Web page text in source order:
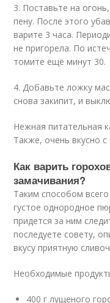
3. Поставьте на
пену. После этого
варите 3 часа.
не пригорела. По
томите ещё минут 30.
4. Добавьте ложку
снова закипит, и
Нежная питательная
Также, очень вкусно
Как варить
замачивания?
Таким способом
густое однородное
придется за ним
последуете совету,
вкусу приятную
Необходимые
400 г лущеного